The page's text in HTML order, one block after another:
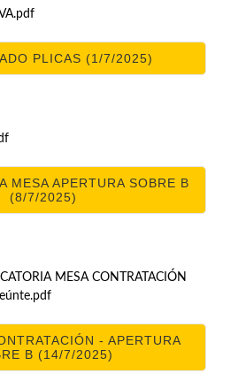
PLICAS (1/7/2025)
MESA APERTURA SOBRE B
(8/7/2025)
MESA CONTRATACIÓN
- APERTURA
B (14/7/2025)